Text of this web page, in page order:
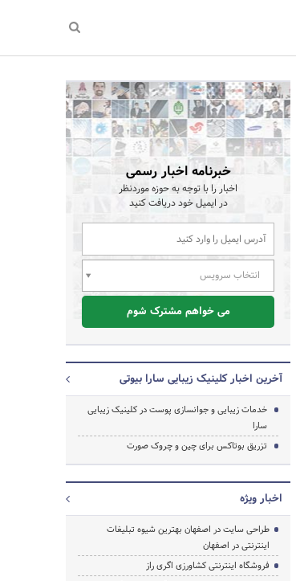
خبرنامه اخبار رسمی
اخبار را با توجه به حوزه موردنظر
در ایمیل خود دریافت کنید
انتخاب سرویس
می خواهم مشترک شوم
آخرین اخبار کلینیک زیبایی سارا بیوتی
خدمات زیبایی و جوانسازی پوست در کلینیک زیبایی
سارا
تزریق بوتاکس برای چین و چروک صورت
اخبار ویژه
طراحی سایت در اصفهان بهترین شیوه تبلیغات
اینترنتی در اصفهان
فروشگاه اینترنتی کشاورزی اگری راز